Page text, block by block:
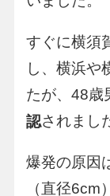
すぐに横須
し、横浜や
たが、48歳
認されまし
爆発の原因
（直径